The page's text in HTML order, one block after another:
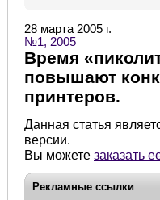
28 марта 2005 г.
№1, 2005
Время
повышают
принтеров.
Данная статья
версии.
Вы можете заказать
Рекламные ссылки